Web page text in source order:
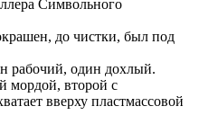
Символьного
до чистки, был под
рабочий, один дохлый.
мордой, второй с
вверху пластмассовой